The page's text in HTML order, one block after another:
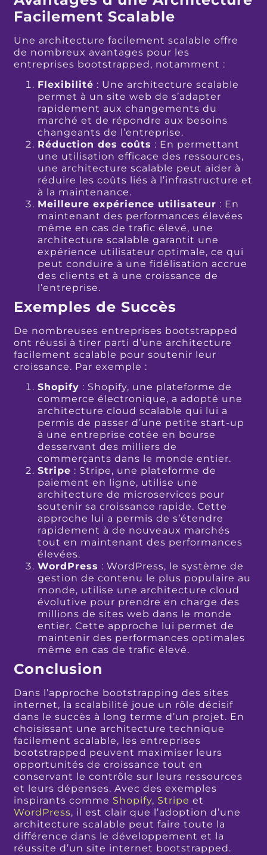
Facilement Scalable
Une architecture facilement scalable offre
de nombreux avantages pour les
entreprises bootstrapped, notamment :
Flexibilité : Une architecture scalable
permet à un site web de s’adapter
rapidement aux changements du
marché et de répondre aux besoins
changeants de l’entreprise.
Réduction des coûts : En permettant
une utilisation efficace des ressources,
une architecture scalable peut aider à
réduire les coûts liés à l’infrastructure et
à la maintenance.
Meilleure expérience utilisateur : En
maintenant des performances élevées
même en cas de trafic élevé, une
architecture scalable garantit une
expérience utilisateur optimale, ce qui
peut conduire à une fidélisation accrue
des clients et à une croissance de
l’entreprise.
Exemples de Succès
De nombreuses entreprises bootstrapped
ont réussi à tirer parti d’une architecture
facilement scalable pour soutenir leur
croissance. Par exemple :
Shopify : Shopify, une plateforme de
commerce électronique, a adopté une
architecture cloud scalable qui lui a
permis de passer d’une petite start-up
à une entreprise cotée en bourse
desservant des milliers de
commerçants dans le monde entier.
Stripe : Stripe, une plateforme de
paiement en ligne, utilise une
architecture de microservices pour
soutenir sa croissance rapide. Cette
approche lui a permis de s’étendre
rapidement à de nouveaux marchés
tout en maintenant des performances
élevées.
WordPress : WordPress, le système de
gestion de contenu le plus populaire au
monde, utilise une architecture cloud
évolutive pour prendre en charge des
millions de sites web dans le monde
entier. Cette approche lui permet de
maintenir des performances optimales
même en cas de trafic élevé.
Conclusion
Dans l’approche bootstrapping des sites
internet, la scalabilité joue un rôle décisif
dans le succès à long terme d’un projet. En
choisissant une architecture technique
facilement scalable, les entreprises
bootstrapped peuvent maximiser leurs
opportunités de croissance tout en
conservant le contrôle sur leurs ressources
et leurs dépenses. Avec des exemples
inspirants comme Shopify, Stripe et
WordPress, il est clair que l’adoption d’une
architecture scalable peut faire toute la
différence dans le développement et la
réussite d’un site internet bootstrapped.